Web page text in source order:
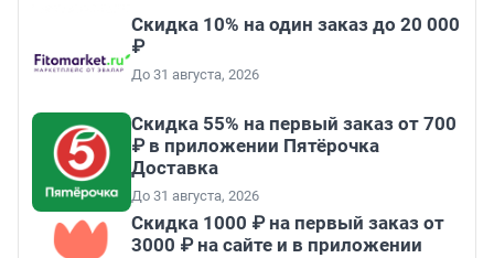
Скидка 10% на один заказ до 20 000
₽
До 31 августа, 2026
Скидка 55% на первый заказ от 700
₽ в приложении Пятёрочка
Доставка
До 31 августа, 2026
Скидка 1000 ₽ на первый заказ от
3000 ₽ на сайте и в приложении